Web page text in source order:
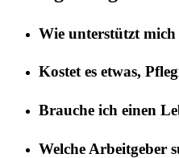
Wie unterstützt mich
Kostet es etwas,
Brauche ich einen
Welche Arbeitgeber